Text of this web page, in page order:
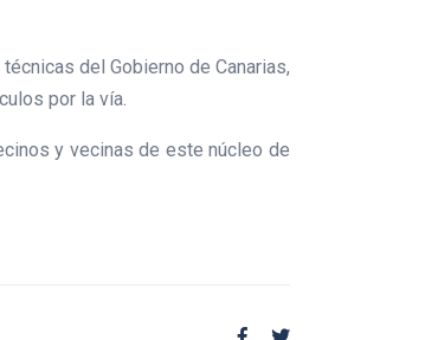
del Gobierno de Canarias,
por la vía.
y vecinas de este núcleo de